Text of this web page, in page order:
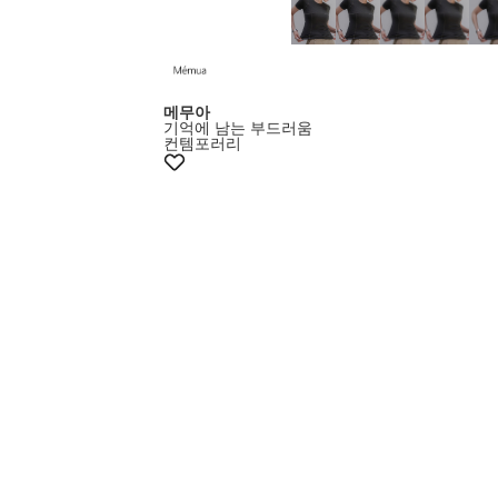
메무아
기억에 남는 부드러움
컨템포러리